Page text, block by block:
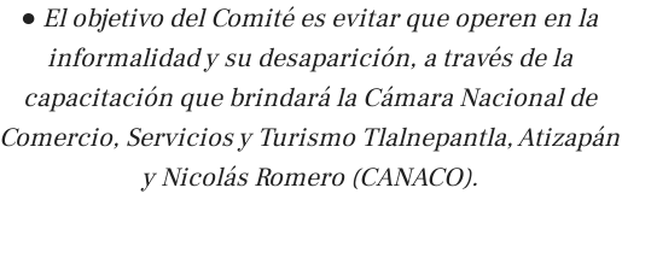
● El objetivo del Comité es evitar que operen en la
informalidad y su desaparición, a través de la
capacitación que brindará la Cámara Nacional de
Comercio, Servicios y Turismo Tlalnepantla, Atizapán
y Nicolás Romero (CANACO).